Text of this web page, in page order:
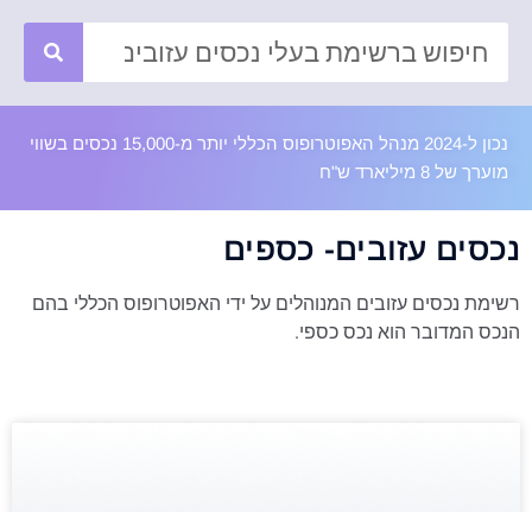
נכון ל-2024 מנהל האפוטרופוס הכללי יותר מ-15,000 נכסים בשווי
מוערך של 8 מיליארד ש"ח
נכסים עזובים- כספים
רשימת נכסים עזובים המנוהלים על ידי האפוטרופוס הכללי בהם
הנכס המדובר הוא נכס כספי.